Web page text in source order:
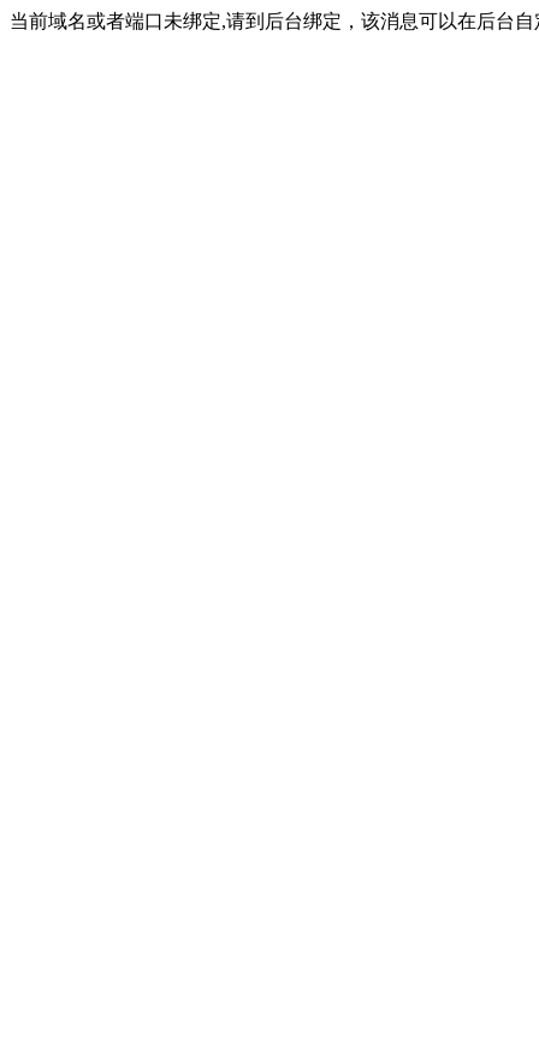
当前域名或者端口未绑定,请到后台绑定，该消息可以在后台自